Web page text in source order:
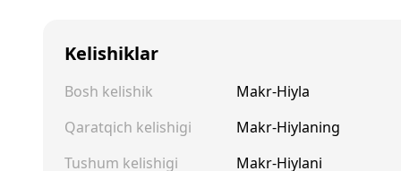
Kelishiklar
Bosh kelishik
Makr-Hiyla
Qaratqich kelishigi
Makr-Hiylaning
Tushum kelishigi
Makr-Hiylani